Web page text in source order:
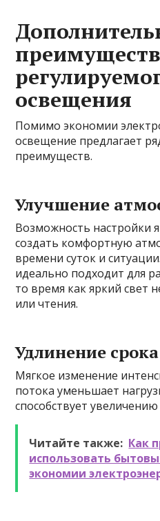
освещения
Помимо экономии
освещение предлагает
преимуществ.
Улучшение
Возможность настройки
создать комфортную
времени суток и
идеально подходит для
то время как яркий свет
или чтения.
Удлинение
Мягкое изменение
потока уменьшает
способствует
Читайте также: Как
использовать
экономии